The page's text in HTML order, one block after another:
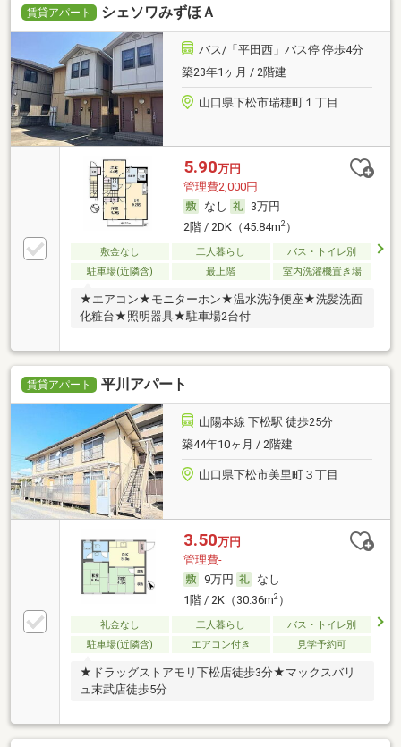
賃貸アパート シェソワみずほＡ
バス/「平田西」バス停 停歩4分
築23年1ヶ月 / 2階建
山口県下松市瑞穂町１丁目
5.90万円
管理費2,000円
なし
3万円
2階 / 2DK（45.84m2）
敷金なし 二人暮らし
バス・トイレ別
駐車場(近隣含)
最上階 室内洗濯機置き場
★エアコン★モニターホン★温水洗浄便座★洗髪洗面
化粧台★照明器具★駐車場2台付
賃貸アパート 平川アパート
山陽本線 下松駅 徒歩25分
築44年10ヶ月 / 2階建
山口県下松市美里町３丁目
3.50万円
管理費-
9万円
なし
1階 / 2K（30.36m2）
礼金なし 二人暮らし
バス・トイレ別
駐車場(近隣含)
エアコン付き 見学予約可
★ドラッグストアモリ下松店徒歩3分★マックスバリ
ュ末武店徒歩5分